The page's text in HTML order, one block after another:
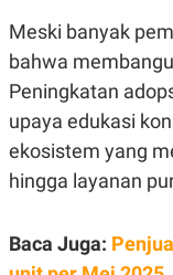
Meski banyak
bahwa
Peningkatan
upaya edukasi
ekosistem yang
hingga layanan
Baca Juga: